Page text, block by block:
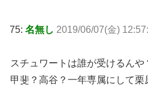
75: 名無し 2019/06/07(金)
スチュワートは誰が受けるんや
甲斐？高谷？一年専属にして栗